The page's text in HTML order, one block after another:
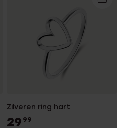
Zilveren ring hart
29 99